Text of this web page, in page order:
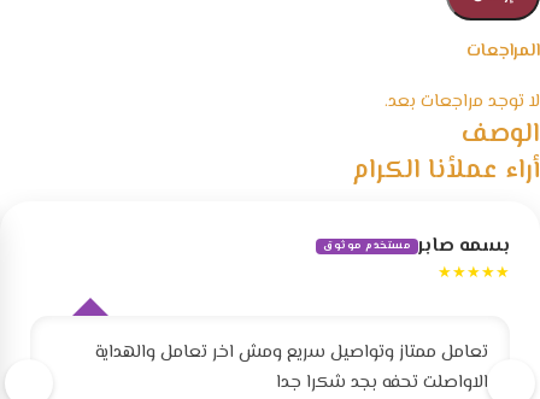
المراجعات
لا توجد مراجعات بعد.
الوصف
أراء عملأنا الكرام
بسمه صابر مستخدم موثوق
★★★★★
تعامل ممتاز وتواصيل سريع ومش اخر تعامل والهداية
الاواصلت تحفه بجد شكرا جدا